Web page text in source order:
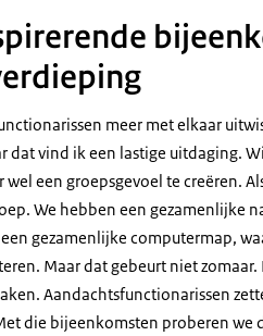
meer met elkaar
dat vind ik een lastige uitdaging.
een groepsgevoel te creëren.
We hebben een gezamenlijke
gezamenlijke computermap,
Maar dat gebeurt niet
Aandachtsfunctionarissen
die bijeenkomsten proberen we